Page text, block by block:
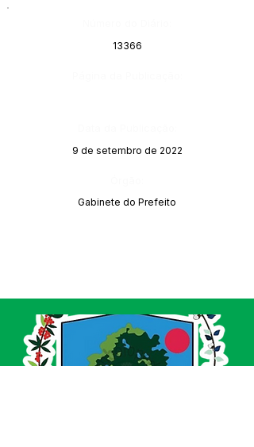
13366
9 de setembro de 2022
Gabinete do Prefeito